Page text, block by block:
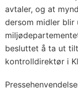
avtaler, og at
dersom midler blir
besluttet å ta ut
kontrolldirektør i